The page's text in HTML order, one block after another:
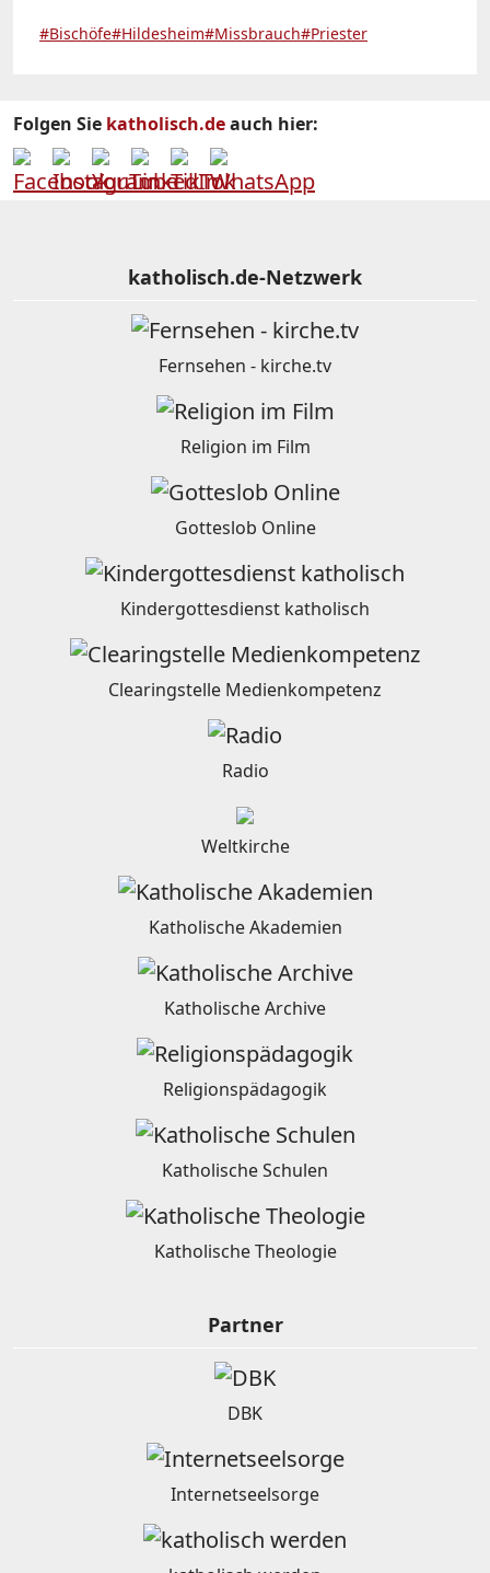
#Bischöfe#Hildesheim#Missbrauch#Priester
Folgen Sie katholisch.deauch hier:
katholisch.de-Netzwerk
Fernsehen - kirche.tv
Religion im Film
Gotteslob Online
Kindergottesdienst katholisch
Clearingstelle Medienkompetenz
Radio
Weltkirche
Katholische Akademien
Katholische Archive
Religionspädagogik
Katholische Schulen
Katholische Theologie
Partner
DBK
Internetseelsorge